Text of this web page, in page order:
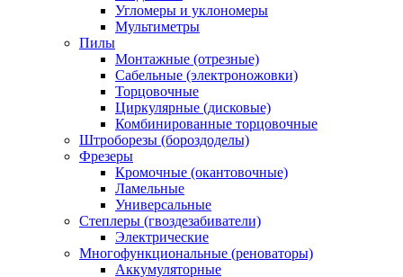
Угломеры и уклономеры
Мультиметры
Пилы
Монтажные (отрезные)
Сабельные (электроножовки)
Торцовочные
Циркулярные (дисковые)
Комбинированные торцовочные
Штроборезы (бороздоделы)
Фрезеры
Кромочные (окантовочные)
Ламельные
Универсальные
Степлеры (гвоздезабиватели)
Электрические
Многофункциональные (реноваторы)
Аккумуляторные